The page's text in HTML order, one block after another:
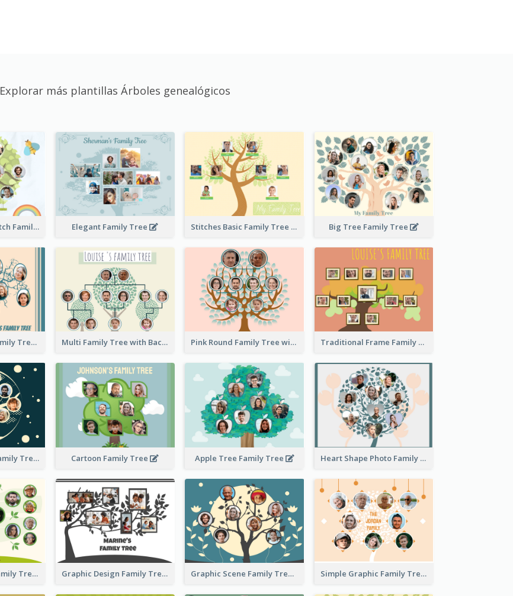
Explorar más plantillas Árboles genealógicos
Cute Children Sketch Family Tree Elegant Family Tree Stitches Basic Family Tree Big Tree Family Tree
Casual Graphic Family Tree2 Multi Family Tree with Background Pink Round Family Tree with Background Traditional Frame Family Tree with Pictures
Artistic Graphic Family Tree Cartoon Family Tree Apple Tree Family Tree Heart Shape Photo Family Tree
Simple Cartoon Family Tree Graphic Design Family Tree Graphic Scene Family Tree Simple Graphic Family Tree